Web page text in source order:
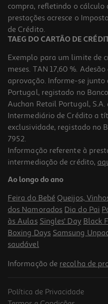
11.97 €/Kg
Price reduced from
3,99 €to
3,59 €
Promoção
-16%
Paçoca Dacolônia Zero 170g
22.29 €/Kg
3,79 €
Promoção
compra, refletindo o cálculo
prestações acresce o
de Crédito.
TAEG DO CARTÃO DE
Exemplo para um limite de
meses. TAN 17,60 %.
aprovação. Informe-se junto
Portugal, registado no
Auchan Retail Portugal,
Intermediário de Crédito a
exclusividade, registado no
7952.
Informação referente à
intermediação de crédito,
Ao longo do ano
Feira do Bebé Queijos,
dos Namorados Dia do Pai
às Aulas Singles' Day Black
Boxing Days Samsung
saudável
Informação de recolha de
Política de Privacidade